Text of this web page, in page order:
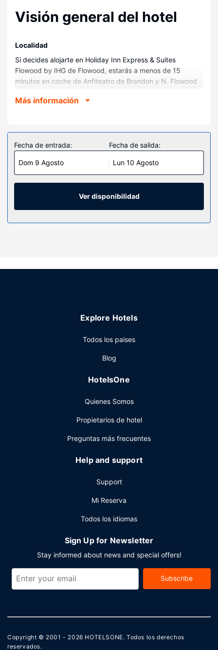
Visión general del hotel
Localidad
Si decides alojarte en Holiday Inn Express & Suites
Flowood by IHG de Flowood, estarás a menos de 15
minutos en coche de Anfiteatro de Brandon y N. Flowood
Universidad Estatal de Jackson y a 3,7 km de Merit Health
Te sentirás como en tu propia casa en cualquiera de las
100 habitaciones con frigorífico y televisión de pantalla
plana. La conexión wifi gratis te mantendrá en contacto
con los tuyos. Además, podrás disfrutar de canales por
cable. Entre las comodidades, se incluyen caja fuerte,
escritorio y teléfono con y llamadas locales gratuitas.
Servicios hotel
Elige entre las numerosas instalaciones recreativas
Tendrás un centro de negocios, check-in exprés y check-
asistencia gratuito disponible.
Más información
Fecha de entrada:
Dom 9 Agosto
Fecha de salida:
Lun 10 Agosto
Ver disponibilidad
Explore Hotels
Todos los paises
Blog
HotelsOne
Quienes Somos
Propietarios de hotel
Preguntas más frecuentes
Help and support
Support
Mi Reserva
Todos los idiomas
Sign Up for Newsletter
Stay informed about news and special offers!
Subscribe
Copyright © 2001 - 2026 HOTELSONE. Todos los derechos
reservados.